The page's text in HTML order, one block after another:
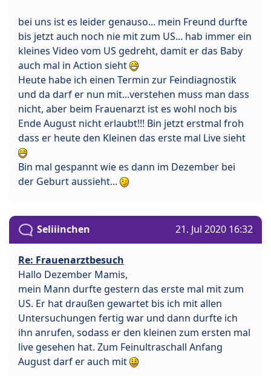
bei uns ist es leider genauso... mein Freund durfte
bis jetzt auch noch nie mit zum US... hab immer ein
kleines Video vom US gedreht, damit er das Baby
auch mal in Action sieht
Heute habe ich einen Termin zur Feindiagnostik
und da darf er nun mit...verstehen muss man dass
nicht, aber beim Frauenarzt ist es wohl noch bis
Ende August nicht erlaubt!!! Bin jetzt erstmal froh
dass er heute den Kleinen das erste mal Live sieht
Bin mal gespannt wie es dann im Dezember bei
der Geburt aussieht...
Seliiinchen 21. Jul 2020 16:32
Re: Frauenarztbesuch
Hallo Dezember Mamis,
mein Mann durfte gestern das erste mal mit zum
US. Er hat draußen gewartet bis ich mit allen
Untersuchungen fertig war und dann durfte ich
ihn anrufen, sodass er den kleinen zum ersten mal
live gesehen hat. Zum Feinultraschall Anfang
August darf er auch mit